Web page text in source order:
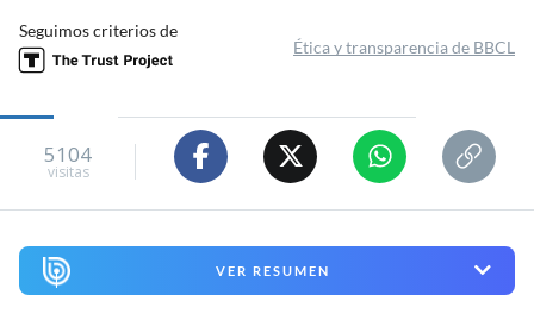
Seguimos criterios de
Ética y transparencia de BBCL
5104
visitas
VER RESUMEN